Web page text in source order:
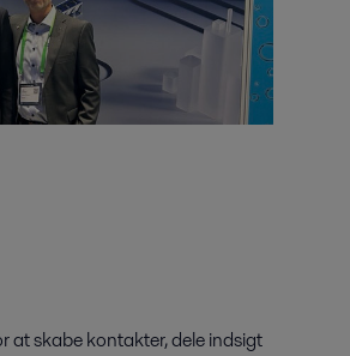
at skabe kontakter, dele indsigt